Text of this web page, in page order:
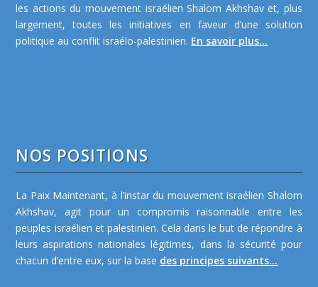
les actions du mouvement israélien Shalom Akhshav et, plus
largement, toutes les initiatives en faveur d’une solution
politique au conflit israélo-palestinien. En savoir plus...
NOS POSITIONS
La Paix Maintenant, à l’instar du mouvement israélien Shalom
Akhshav, agit pour un compromis raisonnable entre les
peuples israélien et palestinien. Cela dans le but de répondre à
leurs aspirations nationales légitimes, dans la sécurité pour
chacun d’entre eux, sur la base des principes suivants...